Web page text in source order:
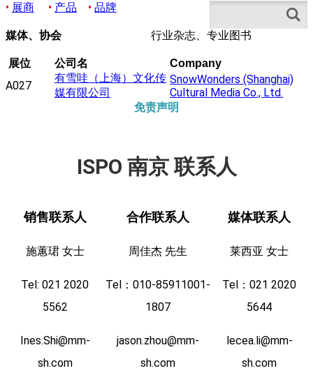
• 展商 • 产品 • 品牌 Search
媒体、协会 行业杂志、专业图书
展位 公司名 Company
A027
有雪哇（上海）文化传
媒有限公司
SnowWonders (Shanghai)
Cultural Media Co., Ltd.
免责声明
ISPO 南京 联系人
销售联系人
施蕙珺 女士
Tel: 021 2020
5562
Ines.Shi@mm-
sh.com
合作联系人
周佳杰 先生
Tel：010-85911001-
1807
jason.zhou@mm-
sh.com
媒体联系人
莱西亚 女士
Tel：021 2020
5644
lecea.li@mm-
sh.com